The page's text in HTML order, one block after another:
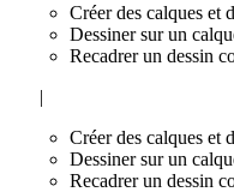
Créer des calques et
Dessiner sur un
Recadrer un dessin
|
Créer des calques et
Dessiner sur un
Recadrer un dessin